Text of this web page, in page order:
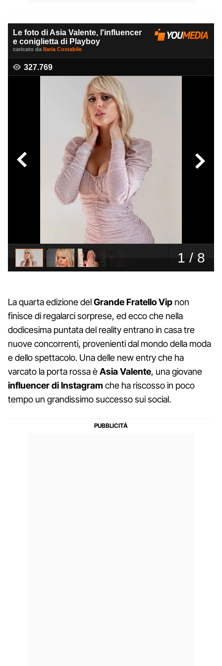
La quarta edizione delGrande Fratello Vip non
finisce di regalarci sorprese, ed ecco che nella
dodicesima puntata del reality entrano in casa tre
nuove concorrenti, provenienti dal mondo della moda
e dello spettacolo. Una delle new entry che ha
varcato la porta rossa èAsia Valente, una giovane
influencerdi Instagram che ha riscosso in poco
tempo un grandissimo successo sui social.